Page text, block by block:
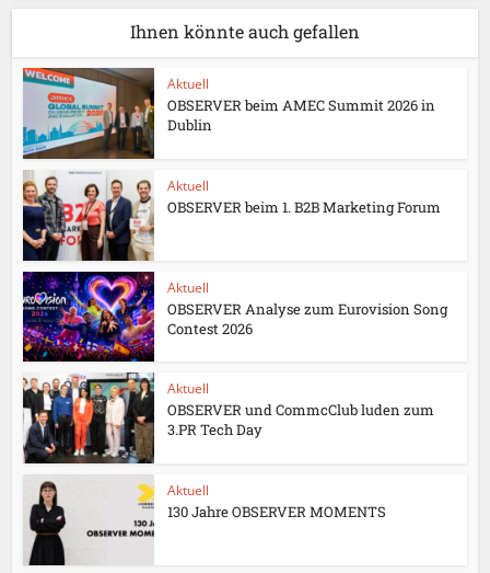
Ihnen könnte auch gefallen
Aktuell
OBSERVER beim AMEC Summit 2026 in
Dublin
Aktuell
OBSERVER beim 1. B2B Marketing Forum
Aktuell
OBSERVER Analyse zum Eurovision Song
Contest 2026
Aktuell
OBSERVER und CommcClub luden zum
3.PR Tech Day
Aktuell
130 Jahre OBSERVER MOMENTS